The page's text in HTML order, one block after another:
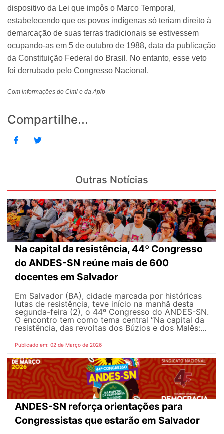
dispositivo da Lei que impôs o Marco Temporal,
estabelecendo que os povos indígenas só teriam direito à
demarcação de suas terras tradicionais se estivessem
ocupando-as em 5 de outubro de 1988, data da publicação
da Constituição Federal do Brasil. No entanto, esse veto
foi derrubado pelo Congresso Nacional.
Com informações do Cimi e da Apib
Compartilhe...
Outras Notícias
Na capital da resistência, 44º Congresso
do ANDES-SN reúne mais de 600
docentes em Salvador
Em Salvador (BA), cidade marcada por históricas
lutas de resistência, teve início na manhã desta
segunda-feira (2), o 44º Congresso do ANDES-SN.
O encontro tem como tema central “Na capital da
resistência, das revoltas dos Búzios e dos Malês:...
Publicado em: 02 de Março de 2026
ANDES-SN reforça orientações para
Congressistas que estarão em Salvador